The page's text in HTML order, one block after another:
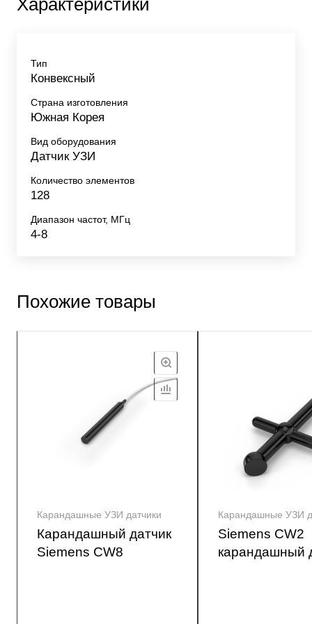
Тип
Конвексный
Страна изготовления
Южная Корея
Вид оборудования
Датчик УЗИ
Количество элементов
128
Диапазон частот, МГц
4-8
Похожие товары
Карандашные УЗИ датчики
Карандашный датчик
Siemens CW8
Карандашные УЗИ
Siemens CW2
карандашный